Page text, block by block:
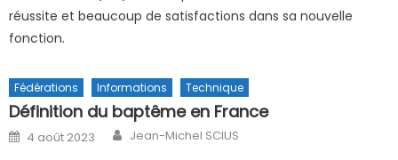
réussite et beaucoup de satisfactions dans sa nouvelle
fonction.
Fédérations Informations Technique
Définition du baptême en France
Posted on
4 août 2023 Author
Jean-Michel SCIUS